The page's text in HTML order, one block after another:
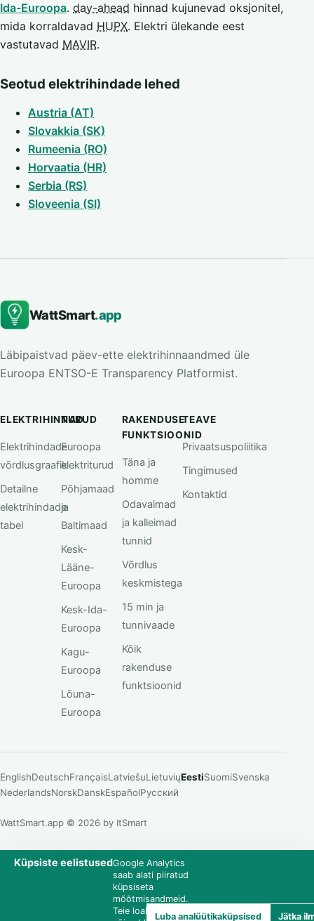
Küpsiste eelistusedGoogle Analytics
saab alati piiratud
küpsiseta
mõõtmisandmeid.
Teie loal
Luba analüütikaküpsised Jätka
Ida-Euroopa. day-ahead hinnad kujunevad oksjonitel,
mida korraldavad HUPX. Elektri ülekande eest
vastutavad MAVIR.
Seotud elektrihindade lehed
Austria (AT)
Slovakkia (SK)
Rumeenia (RO)
Horvaatia (HR)
Serbia (RS)
Sloveenia (SI)
WattSmart.app
Läbipaistvad päev-ette elektrihinnaandmed üle
Euroopa ENTSO-E Transparency Platformist.
ELEKTRIHINNAD
Elektrihindade
võrdlusgraafik
Detailne
elektrihindade
tabel
TURUD
Euroopa
elektriturud
Põhjamaad
ja
Baltimaad
Kesk-
Lääne-
Euroopa
Kesk-Ida-
Euroopa
Kagu-
Euroopa
Lõuna-
Euroopa
RAKENDUSE
FUNKTSIOONID
Täna ja
homme
Odavaimad
ja kalleimad
tunnid
Võrdlus
keskmistega
15 min ja
tunnivaade
Kõik
rakenduse
funktsioonid
TEAVE
Privaatsuspoliitika
Tingimused
Kontaktid
EnglishDeutschFrançaisLatviešuLietuviųEestiSuomiSvenska
NederlandsNorskDanskEspañolРусский
WattSmart.app © 2026 by ItSmart